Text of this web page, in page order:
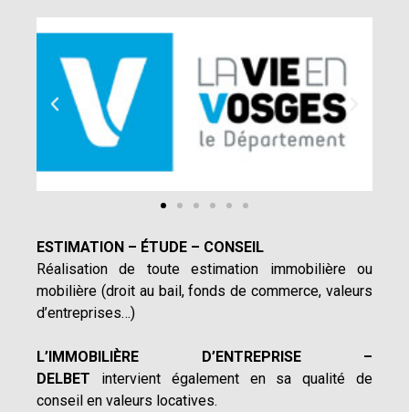
ESTIMATION – ÉTUDE – CONSEIL
Réalisation de toute estimation immobilière ou
mobilière (droit au bail, fonds de commerce, valeurs
d’entreprises…)
L’IMMOBILIÈRE D’ENTREPRISE –
DELBET intervient également en sa qualité de
conseil en valeurs locatives.